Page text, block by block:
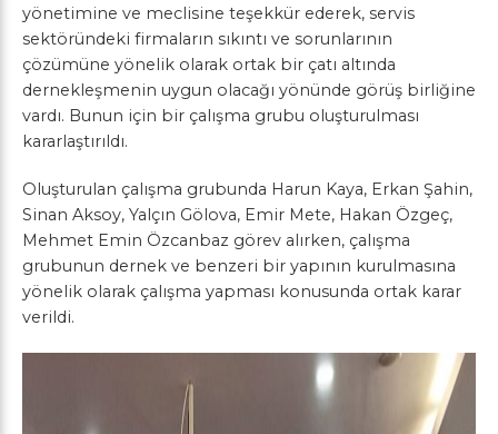
yönetimine ve meclisine teşekkür ederek, servis
sektöründeki firmaların sıkıntı ve sorunlarının
çözümüne yönelik olarak ortak bir çatı altında
dernekleşmenin uygun olacağı yönünde görüş birliğine
vardı. Bunun için bir çalışma grubu oluşturulması
kararlaştırıldı.
Oluşturulan çalışma grubunda Harun Kaya, Erkan Şahin,
Sinan Aksoy, Yalçın Gölova, Emir Mete, Hakan Özgeç,
Mehmet Emin Özcanbaz görev alırken, çalışma
grubunun dernek ve benzeri bir yapının kurulmasına
yönelik olarak çalışma yapması konusunda ortak karar
verildi.